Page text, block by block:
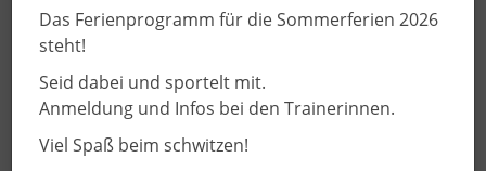
ZUR RESERVIERUNGSANFRAGE
August 2026
Das Ferienprogramm für die Sommerferien 2026
steht!
Seid dabei und sportelt mit.
Anmeldung und Infos bei den Trainerinnen.
Viel Spaß beim schwitzen!